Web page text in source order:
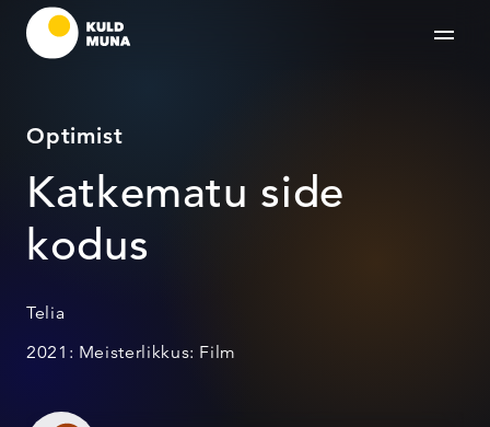
Optimist
Katkematu side
kodus
Telia
2021: Meisterlikkus: Film